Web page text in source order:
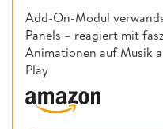
Add-On-Modul
Panels – reagiert mit
Animationen auf Musik
Play